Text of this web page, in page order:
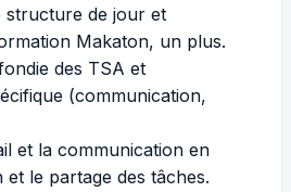
structure de jour et
Makaton, un plus.
des TSA et
(communication,
et la communication en
le partage des tâches.